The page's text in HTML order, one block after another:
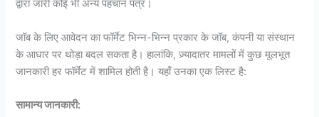
द्वारा जारी कोई भी अन्य पहचान पत्र।
जॉब के लिए आवेदन का फॉर्मेट भिन्न-भिन्न प्रकार के जॉब, कंपनी या संस्थान
के आधार पर थोड़ा बदल सकता है। हालांकि, ज़्यादातर मामलों में कुछ मूलभूत
जानकारी हर फॉर्मेट में शामिल होती है। यहाँ उनका एक लिस्ट है:
सामान्य जानकारी: